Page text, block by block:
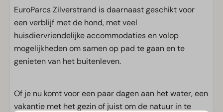
EuroParcs Zilverstrand is daarnaast geschikt voor
een verblijf met de hond, met veel
huisdiervriendelijke accommodaties en volop
mogelijkheden om samen op pad te gaan en te
genieten van het buitenleven.
Of je nu komt voor een paar dagen aan het water, een
vakantie met het gezin of juist om de natuur in te